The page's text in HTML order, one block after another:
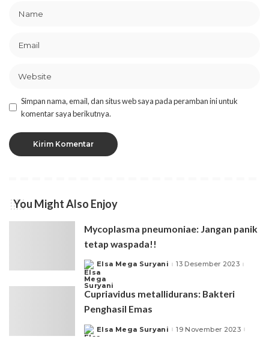
Simpan nama, email, dan situs web saya pada peramban ini untuk
komentar saya berikutnya.
You Might Also Enjoy
Mycoplasma pneumoniae: Jangan panik
tetap waspada!!
Posted
by
Elsa Mega Suryani 13 Desember 2023
Cupriavidus metallidurans: Bakteri
Penghasil Emas
Posted
by
Elsa Mega Suryani 19 November 2023